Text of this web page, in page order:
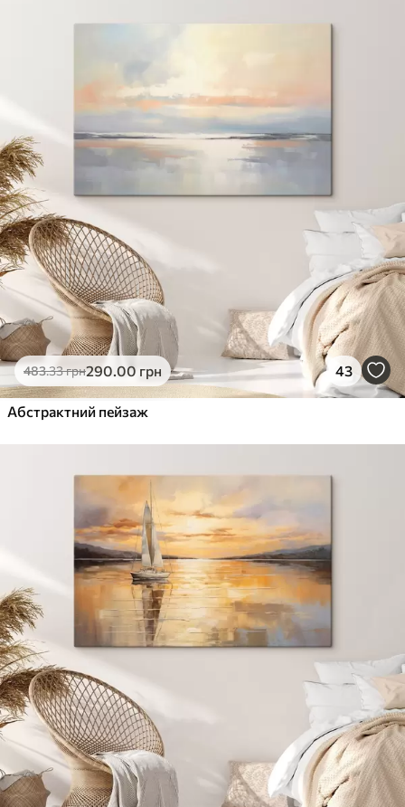
Яскраві, насичені кольори
Поверхня з текстурою полотна
Екологічний матеріал
Преміум
Від
✓Яскраві, насичені кольори
✓Стійкість до вицвітання
✓Безпечне чорнило без запаху
✓Поверхня з текстурою полотна
✗Екологічний матеріал
Еко-Преміум
.00грн
✓Яскраві, насичені кольори
Поверхня з текстурою полотна
Екологічний матеріал
483.33грн290.00 грн 43
Абстрактний пейзаж